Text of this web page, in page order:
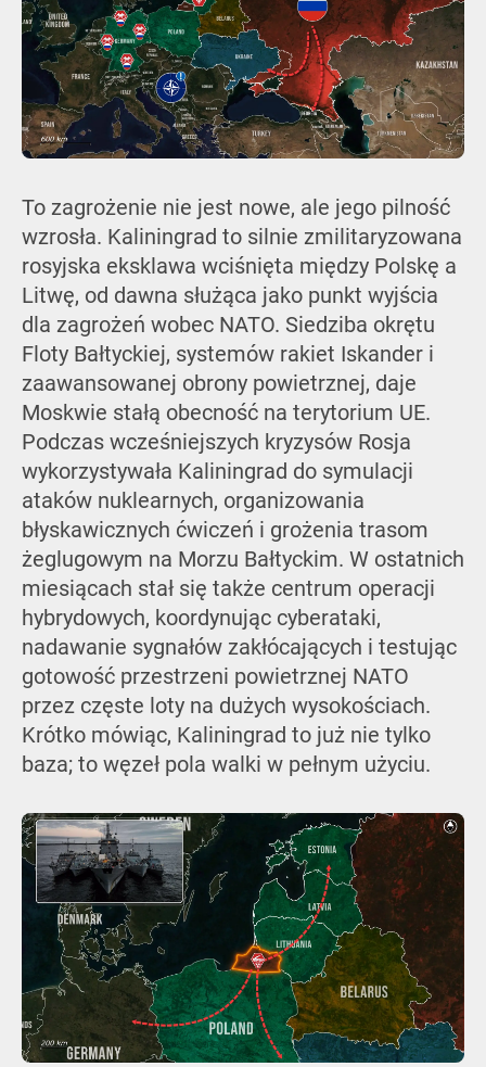
To zagrożenie nie jest nowe, ale jego pilność
wzrosła. Kaliningrad to silnie zmilitaryzowana
rosyjska eksklawa wciśnięta między Polskę a
Litwę, od dawna służąca jako punkt wyjścia
dla zagrożeń wobec NATO. Siedziba okrętu
Floty Bałtyckiej, systemów rakiet Iskander i
zaawansowanej obrony powietrznej, daje
Moskwie stałą obecność na terytorium UE.
Podczas wcześniejszych kryzysów Rosja
wykorzystywała Kaliningrad do symulacji
ataków nuklearnych, organizowania
błyskawicznych ćwiczeń i grożenia trasom
żeglugowym na Morzu Bałtyckim. W ostatnich
miesiącach stał się także centrum operacji
hybrydowych, koordynując cyberataki,
nadawanie sygnałów zakłócających i testując
gotowość przestrzeni powietrznej NATO
przez częste loty na dużych wysokościach.
Krótko mówiąc, Kaliningrad to już nie tylko
baza; to węzeł pola walki w pełnym użyciu.